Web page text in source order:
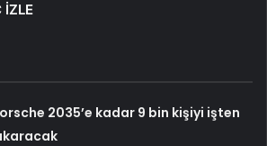
İZLE
2035’e kadar 9 bin kişiyi işten